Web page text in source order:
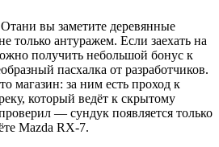
вы заметите деревянные
антуражем. Если заехать на
получить небольшой бонус к
пасхалка от разработчиков.
магазин: за ним есть проход к
который ведёт к скрытому
— сундук появляется только
Mazda RX-7.